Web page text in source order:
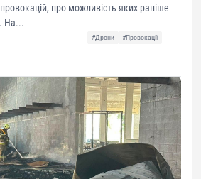
про можливість яких раніше
На...
#Дрони
#Провокації